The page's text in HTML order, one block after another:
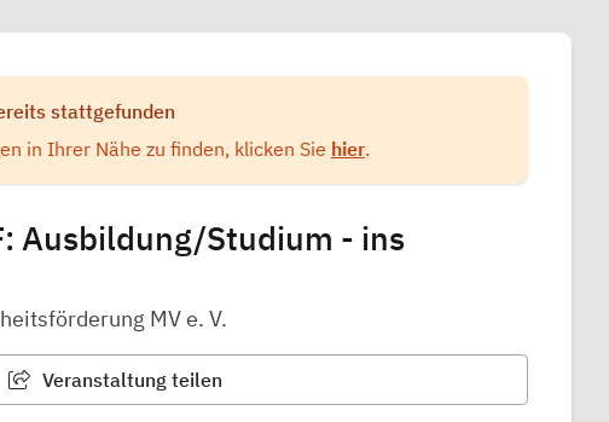
stattgefunden
in Ihrer Nähe zu finden, klicken Sie hier.
Ausbildung/Studium - ins
MV e. V.
Veranstaltung teilen